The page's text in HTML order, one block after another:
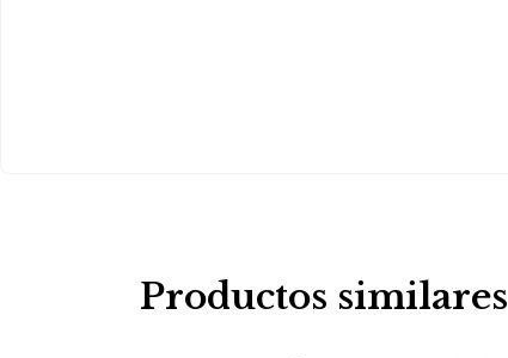
Productos similares